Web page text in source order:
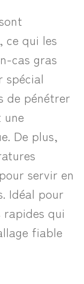
ce qui les
cas gras
spécial
de pénétrer
une
De plus,
servir en
Idéal pour
qui
fiable